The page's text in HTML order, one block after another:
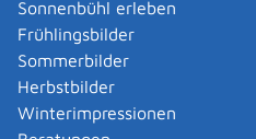
Sonnenbühl erleben
Frühlingsbilder
Sommerbilder
Herbstbilder
Winterimpressionen
TKG
Buchführungshelfer
Durchführung von
Ehefähigkeitszeugnis
Ehenamen bestimmen